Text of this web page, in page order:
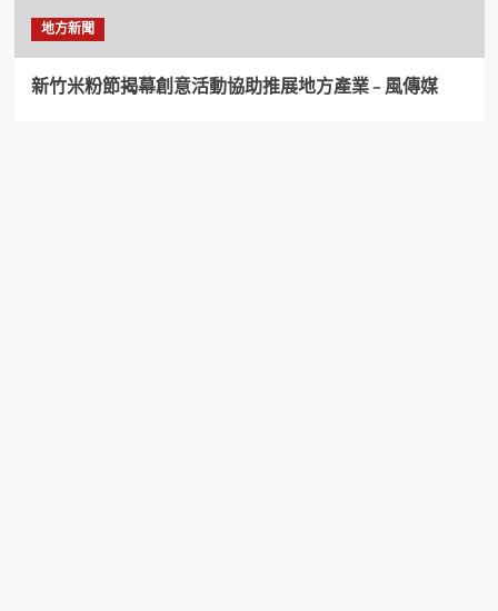
地方新聞
新竹米粉節揭幕創意活動協助推展地方產業 – 風傳媒